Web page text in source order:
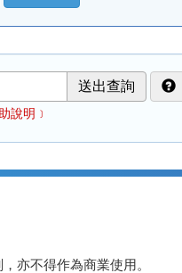
說明﹞
亦不得作為商業使用。